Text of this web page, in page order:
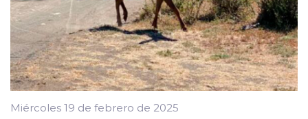
Miércoles 19 de febrero de 2025